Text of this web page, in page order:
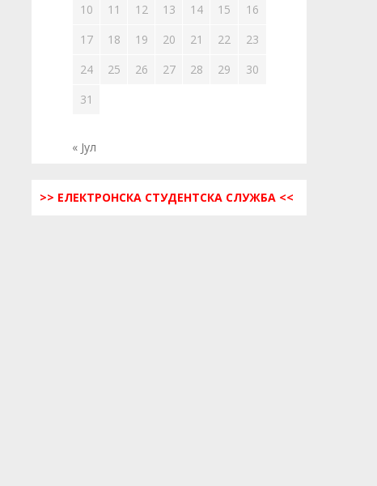
10
11 12 13 14 15
16
17
18 19 20 21 22
23
24
25 26 27 28 29
30
31
« Јул
>> ЕЛЕКТРОНСКА СТУДЕНТСКА СЛУЖБА <<